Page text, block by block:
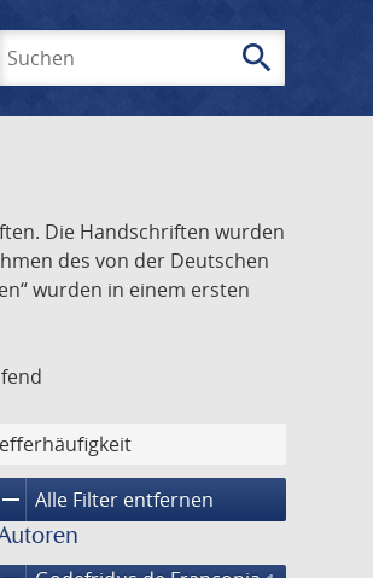
search
Die Handschriften wurden
des von der Deutschen
wurden in einem ersten
remove Alle Filter entfernen